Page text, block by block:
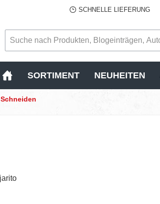
SCHNELLE LIEFERUNG
SORTIMENT NEUHEITEN
Schneiden